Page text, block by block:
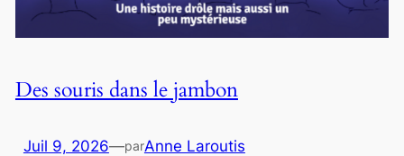
Des souris dans le jambon
Juil 9, 2026—parAnne Laroutis